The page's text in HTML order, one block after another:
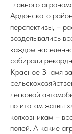
главного
Ардонского
перспективы, –
возделывались
каждом
собирали
Красное Знамя
легковой
по итогам жатвы
колхозникам –
полей. А какие